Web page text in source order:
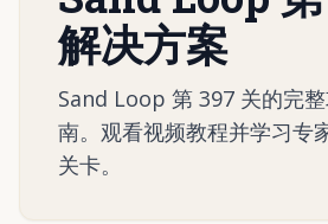
解决方案
Sand Loop 第 397 关的完
南。观看视频教程并学习专
关卡。